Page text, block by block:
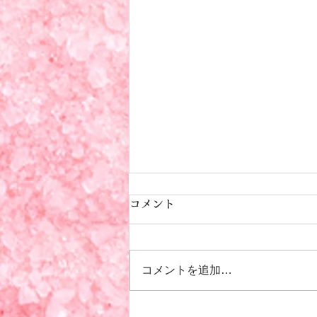
傷ついた者同士が傷つけ合わ
ないために ― 宗教2世と人間
関係、そして回復の必要性
から、多くの人は信仰や家庭環境
の問題を思い浮かべるかもしれま
コメント
コメントを追加…